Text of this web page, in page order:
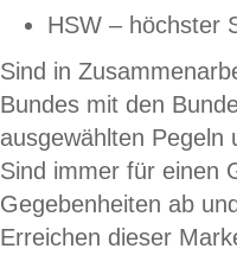
HSW – höchster
Sind in
Bundes mit den
ausgewählten
Sind immer für einen
Gegebenheiten ab
Erreichen dieser